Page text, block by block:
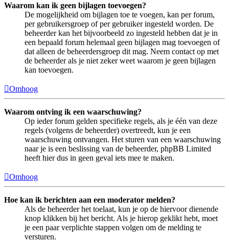
Waarom kan ik geen bijlagen toevoegen?
De mogelijkheid om bijlagen toe te voegen, kan per forum,
per gebruikersgroep of per gebruiker ingesteld worden. De
beheerder kan het bijvoorbeeld zo ingesteld hebben dat je in
een bepaald forum helemaal geen bijlagen mag toevoegen of
dat alleen de beheerdersgroep dit mag. Neem contact op met
de beheerder als je niet zeker weet waarom je geen bijlagen
kan toevoegen.
Omhoog
Waarom ontving ik een waarschuwing?
Op ieder forum gelden specifieke regels, als je één van deze
regels (volgens de beheerder) overtreedt, kun je een
waarschuwing ontvangen. Het sturen van een waarschuwing
naar je is een beslissing van de beheerder, phpBB Limited
heeft hier dus in geen geval iets mee te maken.
Omhoog
Hoe kan ik berichten aan een moderator melden?
Als de beheerder het toelaat, kun je op de hiervoor dienende
knop klikken bij het bericht. Als je hierop geklikt hebt, moet
je een paar verplichte stappen volgen om de melding te
versturen.